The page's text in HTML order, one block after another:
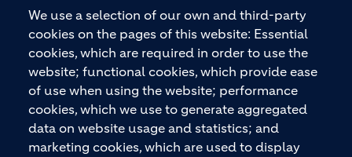
We use a selection of our own and third-party
cookies on the pages of this website: Essential
cookies, which are required in order to use the
website; functional cookies, which provide ease
of use when using the website; performance
cookies, which we use to generate aggregated
data on website usage and statistics; and
marketing cookies, which are used to display
2026“ ausgezeichnet. Holcim bietet hochwertige
Baustoffe und integrierte Baulösungen für den
gesamten Bauprozess – vom Fundament über den
Boden bis zu Wänden und Dächern – mit
Premiummarken wie ECOPact, ECOPlanet,
ECOCycle und Ytong.